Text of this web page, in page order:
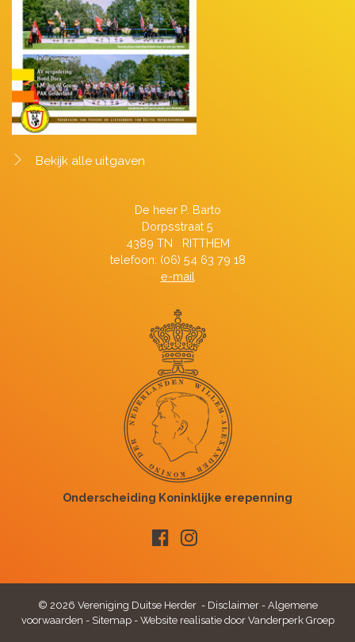
Bekijk alle uitgaven
De heer P. Barto
Dorpsstraat 5
4389 TN RITTHEM
telefoon: (06) 54 63 79 18
e-mail
© 2026 Vereniging Duitse Herder - Disclaimer- Algemene
voorwaarden - Sitemap- Website realisatie door Vanderperk Groep